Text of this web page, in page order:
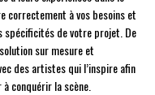
correctement à vos besoins et
spécificités de votre projet. De
sur mesure et
des artistes qui l’inspire afin
conquérir la scène.